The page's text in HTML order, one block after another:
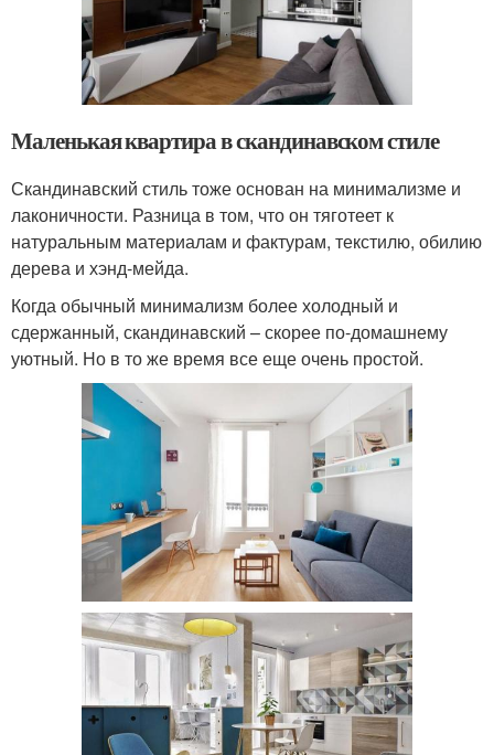
Маленькая квартира в скандинавском стиле
Скандинавский стиль тоже основан на минимализме и
лаконичности. Разница в том, что он тяготеет к
натуральным материалам и фактурам, текстилю, обилию
дерева и хэнд-мейда.
Когда обычный минимализм более холодный и
сдержанный, скандинавский – скорее по-домашнему
уютный. Но в то же время все еще очень простой.